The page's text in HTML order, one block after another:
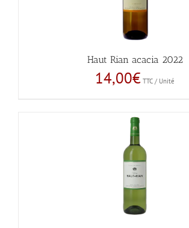
Haut Rian acacia 2022
14,00€ TTC / Unité